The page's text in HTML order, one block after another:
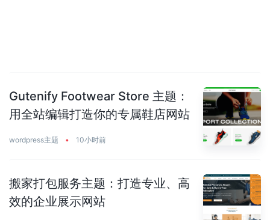
Gutenify Footwear Store 主题：
用全站编辑打造你的专属鞋店网站
wordpress主题 • 10小时前
搬家打包服务主题：打造专业、高
效的企业展示网站